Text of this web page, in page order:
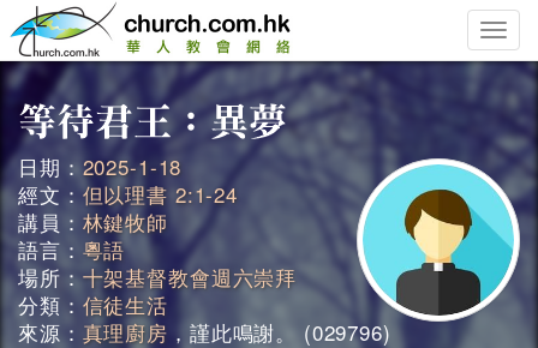
Toggle
日期： 2025-1-18
經文：但以理書 2:1-24
講員： 林鍵牧師
語言： 粵語
場所：十架基督教會週六崇拜
分類： 信徒生活
來源： 真理廚房 ，謹此鳴謝。 (029796)